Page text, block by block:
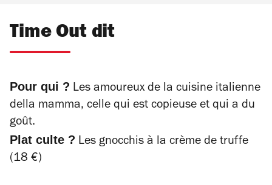
Time Out dit
Pour qui ? Les amoureux de la cuisine italienne
della mamma, celle qui est copieuse et qui a du
goût.
Plat culte ? Les gnocchis à la crème de truffe
(18 €)